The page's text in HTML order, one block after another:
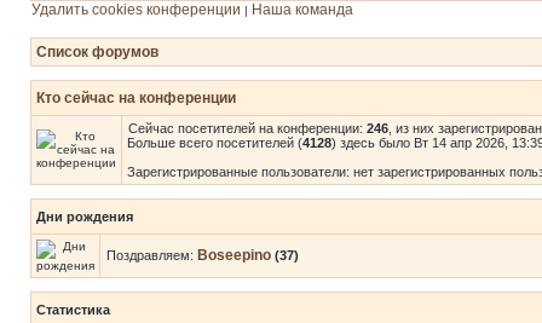
Удалить cookies конференции | Наша команда
Список форумов
Кто сейчас на конференции
Сейчас посетителей на конференции: 246 , из них
Больше всего посетителей (4128) здесь было Вт 14 апр 2026,
Зарегистрированные пользователи: нет зарегистрированных
Дни рождения
Поздравляем: Boseepino (37)
Статистика